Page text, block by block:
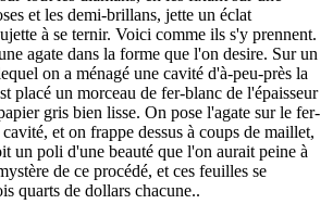
et les demi-brillans, jette un éclat
à se ternir. Voici comme ils s'y prennent.
agate dans la forme que l'on desire. Sur un
on a ménagé une cavité d'à-peu-près la
placé un morceau de fer-blanc de l'épaisseur
gris bien lisse. On pose l'agate sur le fer-
et on frappe dessus à coups de maillet,
un poli d'une beauté que l'on aurait peine à
de ce procédé, et ces feuilles se
quarts de dollars chacune..